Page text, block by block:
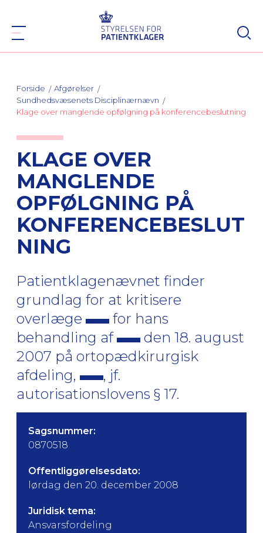
Forside
Afgørelser
Sundhedsvæsenets Disciplinærnævn
Klage over manglende opfølgning på konferencebeslutning
KLAGE OVER
MANGLENDE
OPFØLGNING PÅ
KONFERENCEBESLUT
NING
Patientklagenævnet finder
grundlag for at kritisere
overlæge
for hans
behandling af
den 18. august
2007 på ortopædkirurgisk
afdeling,
, jf.
autorisationslovens § 17.
Sagsnummer:
0870518
Offentliggørelsesdato:
lørdag den 20. december 2008
Juridisk tema:
Ansvarsfordeling